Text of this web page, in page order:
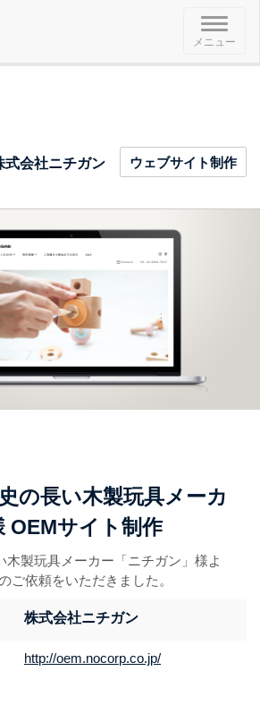
メ
ニ
ュ
メニュー
式会社ニチガン ウェブサイト制作
の長い木製玩具メーカ
OEMサイト制作
木製玩具メーカー「ニチガン」様よ
ご依頼をいただきました。
株式会社ニチガン
http://oem.nocorp.co.jp/